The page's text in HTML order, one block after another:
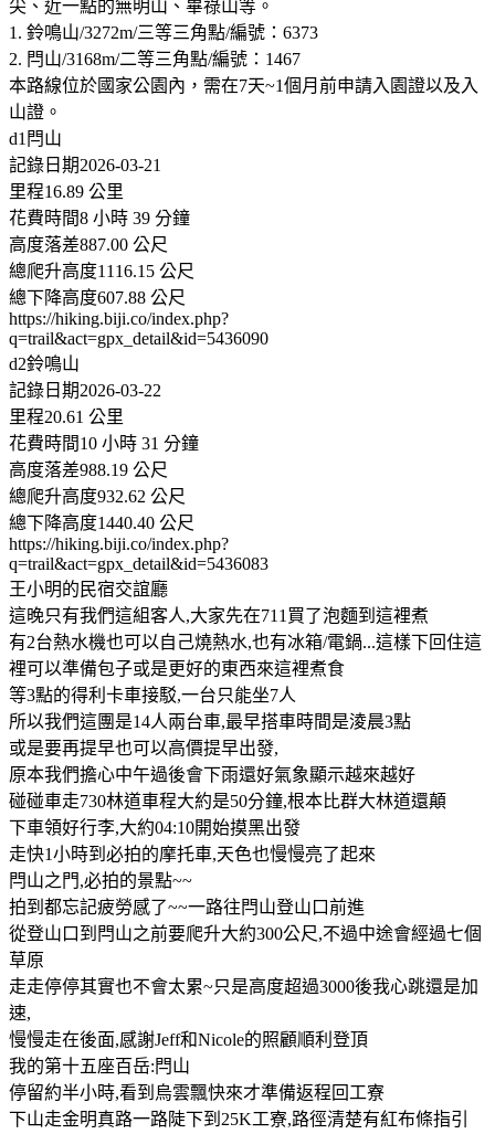
尖、近一點的無明山、畢祿山等。
1. 鈴鳴山/3272m/三等三角點/編號：6373
2. 閂山/3168m/二等三角點/編號：1467
本路線位於國家公園內，需在7天~1個月前申請入園證以及入
山證。
d1閂山
記錄日期2026-03-21
里程16.89 公里
花費時間8 小時 39 分鐘
高度落差887.00 公尺
總爬升高度1116.15 公尺
總下降高度607.88 公尺
https://hiking.biji.co/index.php?
q=trail&act=gpx_detail&id=5436090
d2鈴鳴山
記錄日期2026-03-22
里程20.61 公里
花費時間10 小時 31 分鐘
高度落差988.19 公尺
總爬升高度932.62 公尺
總下降高度1440.40 公尺
https://hiking.biji.co/index.php?
q=trail&act=gpx_detail&id=5436083
王小明的民宿交誼廳
這晚只有我們這組客人,大家先在711買了泡麵到這裡煮
有2台熱水機也可以自己燒熱水,也有冰箱/電鍋...這樣下回住這
裡可以準備包子或是更好的東西來這裡煮食
等3點的得利卡車接駁,一台只能坐7人
所以我們這團是14人兩台車,最早搭車時間是淩晨3點
或是要再提早也可以高價提早出發,
原本我們擔心中午過後會下雨還好氣象顯示越來越好
碰碰車走730林道車程大約是50分鐘,根本比群大林道還顛
下車領好行李,大約04:10開始摸黑出發
走快1小時到必拍的摩托車,天色也慢慢亮了起來
閂山之門,必拍的景點~~
拍到都忘記疲勞感了~~一路往閂山登山口前進
從登山口到閂山之前要爬升大約300公尺,不過中途會經過七個
草原
走走停停其實也不會太累~只是高度超過3000後我心跳還是加
速,
慢慢走在後面,感謝Jeff和Nicole的照顧順利登頂
我的第十五座百岳:閂山
停留約半小時,看到烏雲飄快來才準備返程回工寮
下山走金明真路一路陡下到25K工寮,路徑清楚有紅布條指引